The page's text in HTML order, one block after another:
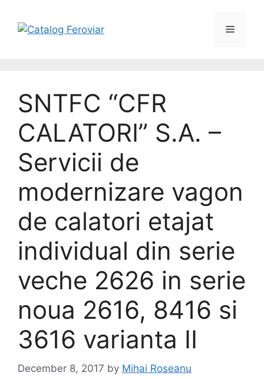
SNTFC “CFR
CALATORI” S.A. –
Servicii de
modernizare vagon
de calatori etajat
individual din serie
veche 2626 in serie
noua 2616, 8416 si
3616 varianta II
December 8, 2017 by Mihai Roseanu